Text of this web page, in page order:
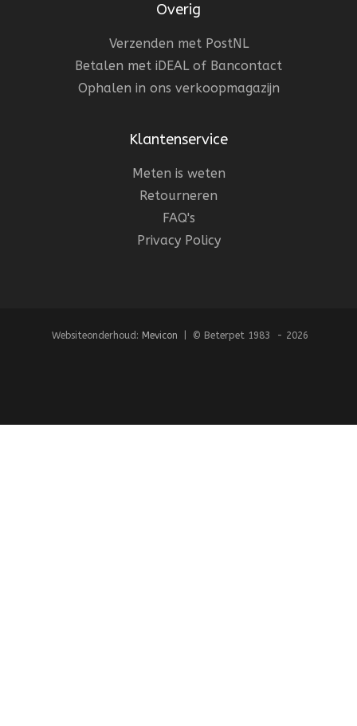
Overig
Verzenden met PostNL
Betalen met iDEAL of Bancontact
Ophalen in ons verkoopmagazijn
Klantenservice
Meten is weten
Retourneren
FAQ's
Privacy Policy
Websiteonderhoud: Mevicon | © Beterpet 1983 - 2026